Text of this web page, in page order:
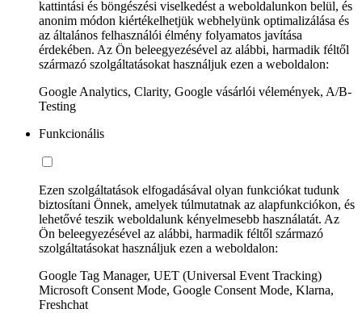
kattintási és böngészési viselkedést a weboldalunkon belül, és
anonim módon kiértékelhetjük webhelyünk optimalizálása és
az általános felhasználói élmény folyamatos javítása
érdekében. Az Ön beleegyezésével az alábbi, harmadik féltől
származó szolgáltatásokat használjuk ezen a weboldalon:
Google Analytics, Clarity, Google vásárlói vélemények, A/B-
Testing
Funkcionális
Ezen szolgáltatások elfogadásával olyan funkciókat tudunk
biztosítani Önnek, amelyek túlmutatnak az alapfunkciókon, és
lehetővé teszik weboldalunk kényelmesebb használatát. Az
Ön beleegyezésével az alábbi, harmadik féltől származó
szolgáltatásokat használjuk ezen a weboldalon:
Google Tag Manager, UET (Universal Event Tracking)
Microsoft Consent Mode, Google Consent Mode, Klarna,
Freshchat